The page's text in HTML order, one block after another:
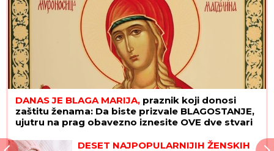
DANAS JE BLAGA MARIJA, praznik koji donosi
zaštitu ženama: Da biste prizvale BLAGOSTANJE,
ujutru na prag obavezno iznesite OVE dve stvari
Ne možete ih prevariti! Ova 3